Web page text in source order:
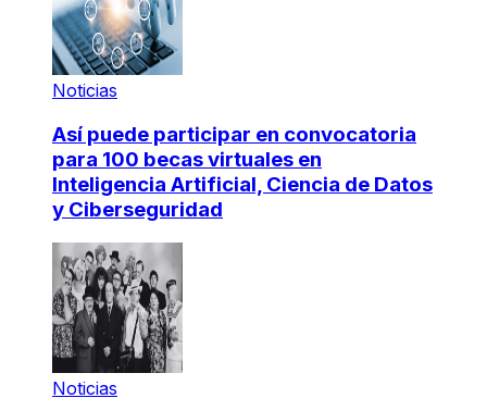
Noticias
Así puede participar en convocatoria
para 100 becas virtuales en
Inteligencia Artificial, Ciencia de Datos
y Ciberseguridad
Noticias